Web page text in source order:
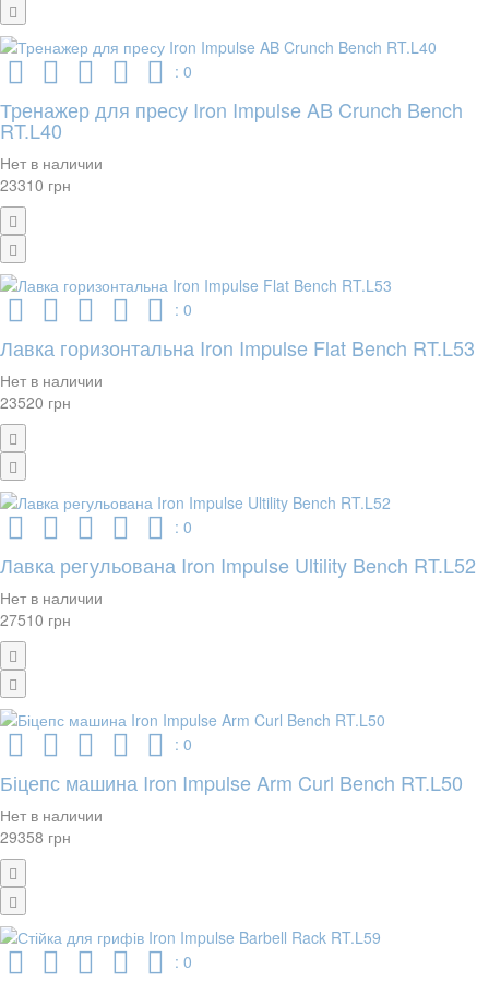
: 0
Тренажер для пресу Iron Impulse AB Crunch Bench
RT.L40
Нет в наличии
23310 грн
: 0
Лавка горизонтальна Iron Impulse Flat Bench RT.L53
Нет в наличии
23520 грн
: 0
Лавка регульована Iron Impulse Ultility Bench RT.L52
Нет в наличии
27510 грн
: 0
Біцепс машина Iron Impulse Arm Curl Bench RT.L50
Нет в наличии
29358 грн
: 0